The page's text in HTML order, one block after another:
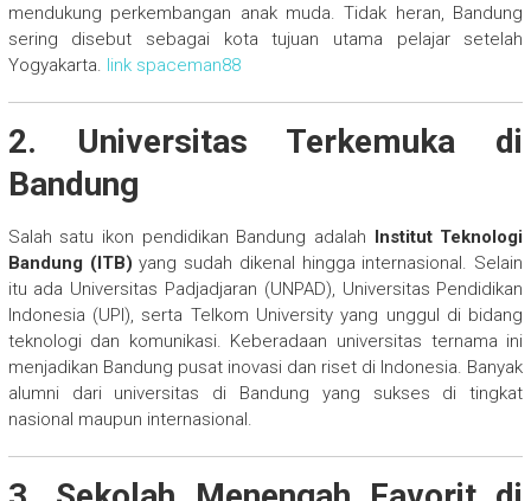
mendukung perkembangan anak muda. Tidak heran, Bandung
sering disebut sebagai kota tujuan utama pelajar setelah
Yogyakarta. link spaceman88
2. Universitas Terkemuka di
Bandung
Salah satu ikon pendidikan Bandung adalah
Institut Teknologi
Bandung (ITB) yang sudah dikenal hingga internasional. Selain
itu ada Universitas Padjadjaran (UNPAD), Universitas Pendidikan
Indonesia (UPI), serta Telkom University yang unggul di bidang
teknologi dan komunikasi. Keberadaan universitas ternama ini
menjadikan Bandung pusat inovasi dan riset di Indonesia. Banyak
alumni dari universitas di Bandung yang sukses di tingkat
nasional maupun internasional.